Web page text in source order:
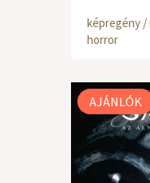
képregény /
horror
AJÁNLÓK